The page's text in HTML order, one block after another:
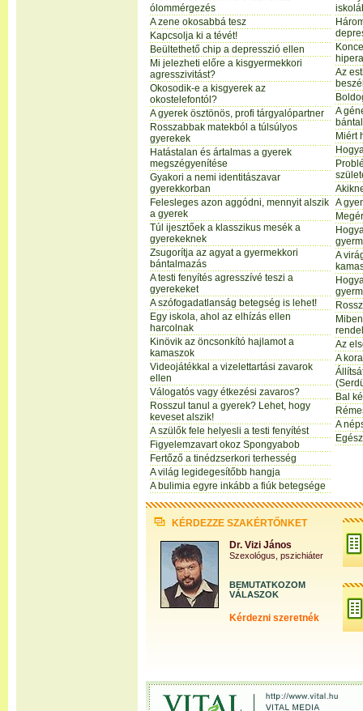
ólommérgezés
A zene okosabbá tesz
Kapcsolja ki a tévét!
Beültethető chip a depresszió ellen
Mi jelezheti előre a kisgyermekkori
agresszivitást?
Okosodik-e a kisgyerek az
okostelefontól?
A gyerek ösztönös, profi tárgyalópartner
Rosszabbak matekból a túlsúlyos
gyerekek
Hatástalan és ártalmas a gyerek
megszégyenítése
Gyakori a nemi identitászavar
gyerekkorban
Felesleges azon aggódni, mennyit alszik
a gyerek
Túl ijesztőek a klasszikus mesék a
gyerekeknek
Zsugorítja az agyat a gyermekkori
bántalmazás
A testi fenyítés agresszívé teszi a
gyerekeket
A szófogadatlanság betegség is lehet!
Egy iskola, ahol az elhízás ellen
harcolnak
Kinövik az öncsonkító hajlamot a
kamaszok
Videojátékkal a vizelettartási zavarok
ellen
Válogatós vagy étkezési zavaros?
Rosszul tanul a gyerek? Lehet, hogy
keveset alszik!
A szülők fele helyesli a testi fenyítést
Figyelemzavart okoz Spongyabob
Fertőző a tinédzserkori terhesség
A világ legidegesítőbb hangja
A bulimia egyre inkább a fiúk betegsége
Az
A
Miért
A
A
Az
A
Bal
A
KÉRDEZZE SZAKÉRTŐNKET
Dr. Vizi János
Szexológus, pszichiáter
BEMUTATKOZOM
VÁLASZOK
Kérdezni szeretnék